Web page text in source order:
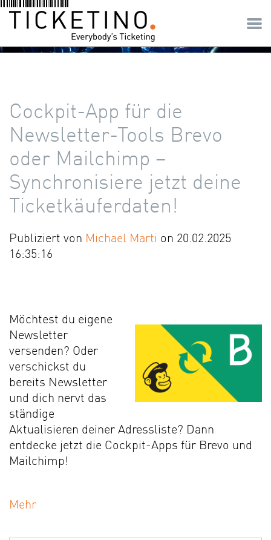
Cockpit-App für die
Newsletter-Tools Brevo
oder Mailchimp –
Synchronisiere jetzt deine
Ticketkäuferdaten!
Publiziert von Michael Marti on 20.02.2025
16:35:16
Möchtest du eigene
Newsletter
versenden? Oder
verschickst du
bereits Newsletter
und dich nervt das
ständige
Aktualisieren deiner Adressliste? Dann
entdecke jetzt die Cockpit-Apps für Brevo und
Mailchimp!
Mehr